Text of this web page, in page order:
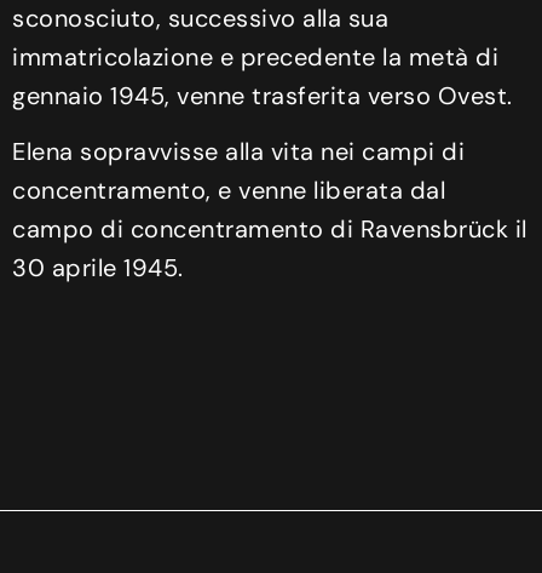
sconosciuto, successivo alla sua
immatricolazione e precedente la metà di
gennaio 1945, venne trasferita verso Ovest.
Elena sopravvisse alla vita nei campi di
concentramento, e venne liberata dal
campo di concentramento di Ravensbrück il
30 aprile 1945.